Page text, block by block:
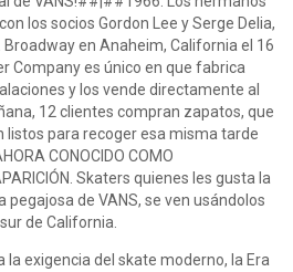
los socios Gordon Lee y Serge Delia,
en Anaheim, California el 16
Company es único en que fabrica
y los vende directamente al
12 clientes compran zapatos, que
listos para recoger esa misma tarde
CONOCIDO COMO
Skaters quienes les gusta la
de VANS, se ven usándolos
de California.
la exigencia del skate moderno, la Era